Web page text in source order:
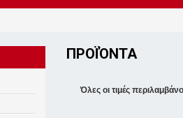
ΠΡΟΪΌΝΤΑ
Όλες οι τιμές